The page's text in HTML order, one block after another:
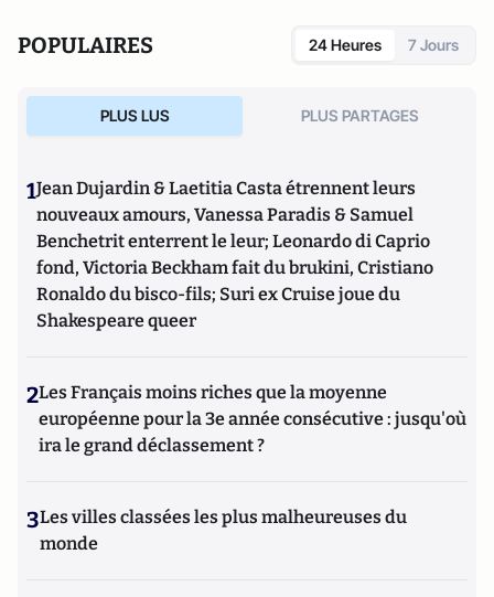
POPULAIRES 24 Heures 7 Jours
PLUS LUS PLUS PARTAGES
1Jean Dujardin & Laetitia Casta étrennent leurs
nouveaux amours, Vanessa Paradis & Samuel
Benchetrit enterrent le leur; Leonardo di Caprio
fond, Victoria Beckham fait du brukini, Cristiano
Ronaldo du bisco-fils; Suri ex Cruise joue du
Shakespeare queer
2Les Français moins riches que la moyenne
européenne pour la 3e année consécutive : jusqu'où
ira le grand déclassement ?
3Les villes classées les plus malheureuses du
monde